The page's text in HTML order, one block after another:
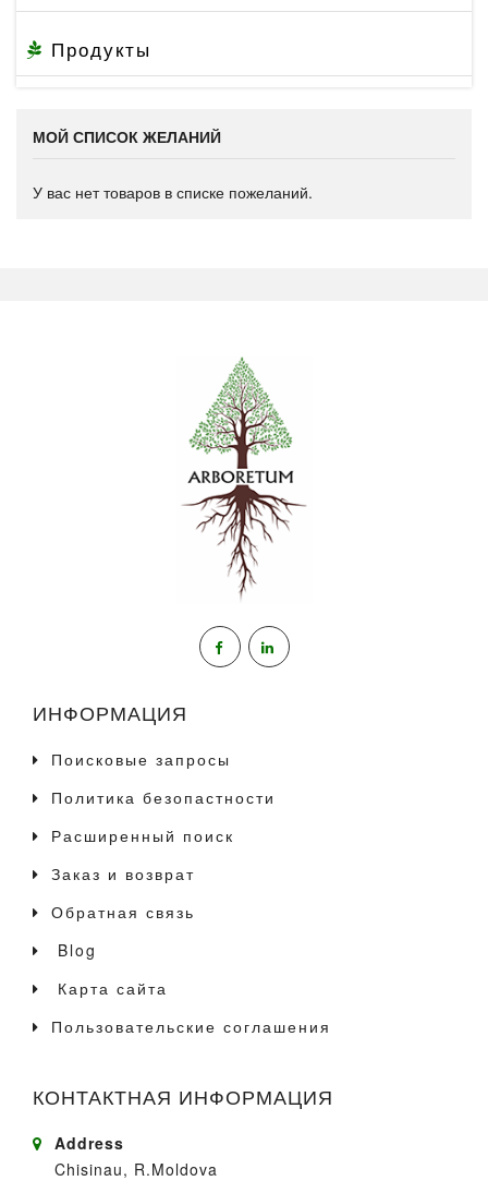
Продукты
МОЙ СПИСОК ЖЕЛАНИЙ
У вас нет товаров в списке пожеланий.
ИНФОРМАЦИЯ
Поисковые запросы
Политика безопастности
Расширенный поиск
Заказ и возврат
Обратная связь
Blog
Карта сайта
Пользовательские соглашения
КОНТАКТНАЯ ИНФОРМАЦИЯ
Address
Chisinau, R.Moldova